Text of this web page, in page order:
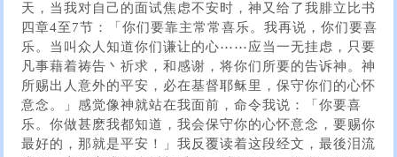
天，当我对自己的面试焦虑不安时，神又给了我腓立比书
四章4至7节：「你们要靠主常常喜乐。我再说，你们要喜
乐。当叫众人知道你们谦让的心⋯⋯应当一无挂虑，只要
凡事藉着祷告丶祈求，和感谢，将你们所要的告诉神。神
所赐出人意外的平安，必在基督耶稣里，保守你们的心怀
意念。」感觉像神就站在我面前，命令我说：「你要喜
乐。你做甚麽我都知道，我会保守你的心怀意念，要赐你
最好的，那就是平安！」我反覆读着这段经文，最後泪流